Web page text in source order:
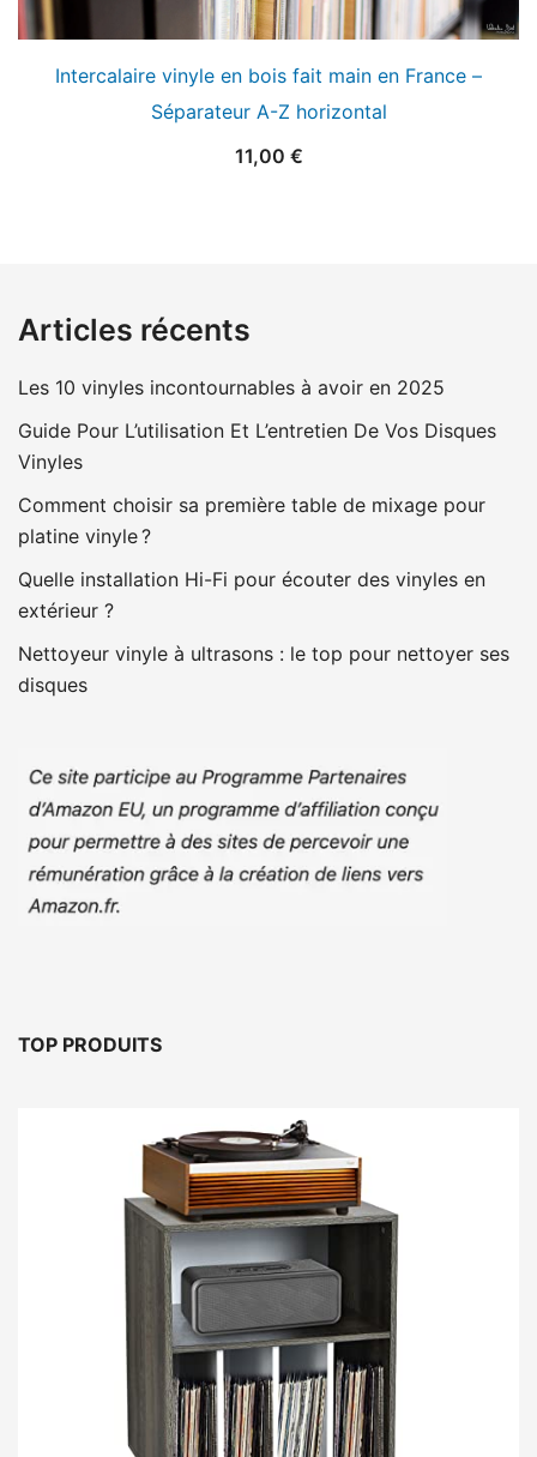
Intercalaire vinyle en bois fait main en France –
Séparateur A-Z horizontal
11,00 €
Articles récents
Les 10 vinyles incontournables à avoir en 2025
Guide Pour L’utilisation Et L’entretien De Vos Disques
Vinyles
Comment choisir sa première table de mixage pour
platine vinyle ?
Quelle installation Hi-Fi pour écouter des vinyles en
extérieur ?
Nettoyeur vinyle à ultrasons : le top pour nettoyer ses
disques
TOP PRODUITS